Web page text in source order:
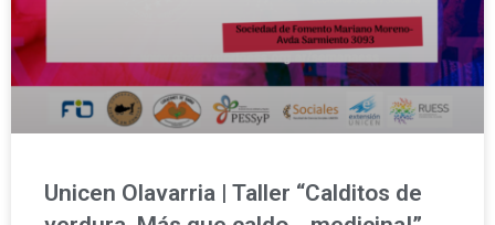
Unicen Olavarria | Taller “Calditos de